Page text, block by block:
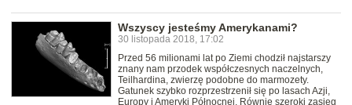
Wszyscy jesteśmy Amerykanami?
30 listopada 2018, 17:02
Przed 56 milionami lat po Ziemi chodził najstarszy
znany nam przodek współczesnych naczelnych,
Teilhardina, zwierzę podobne do marmozety.
Gatunek szybko rozprzestrzenił się po lasach Azji,
Europy i Ameryki Północnej. Równie szeroki zasięg